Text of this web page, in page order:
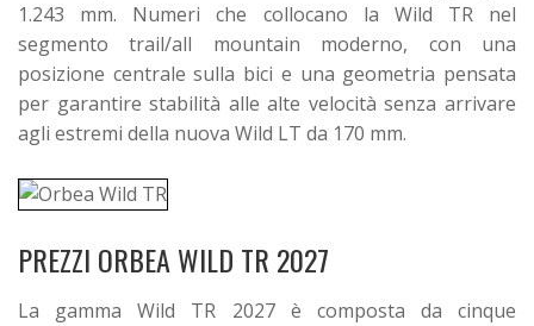
1.243 mm. Numeri che collocano la Wild TR nel
segmento trail/all mountain moderno, con una
posizione centrale sulla bici e una geometria pensata
per garantire stabilità alle alte velocità senza arrivare
agli estremi della nuova Wild LT da 170 mm.
PREZZI ORBEA WILD TR 2027
La gamma Wild TR 2027 è composta da cinque